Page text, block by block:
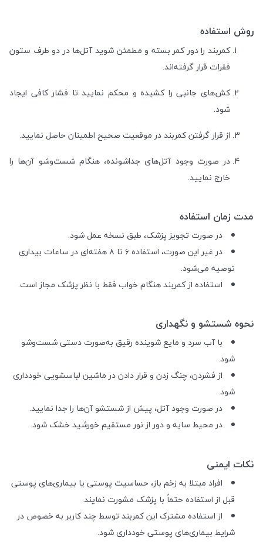
روش استفاده
کمربند را دور کمر بسته و مطمئن شوید آتل‌ها در دو طرف ستون
فقرات قرار گرفته‌اند.
کش‌های جانبی را کشیده و محکم نمایید تا فشار کافی ایجاد
شود.
از قرار گرفتن کمربند در موقعیت صحیح اطمینان حاصل نمایید.
در صورت وجود آتل‌های جداشونده، هنگام شست‌وشو آن‌ها را
خارج نمایید.
مدت زمان استفاده
در صورت تجویز پزشک، طبق نسخه عمل شود.
در غیر این صورت، استفاده ۶ تا ۸ هفته‌ای در ساعات بیداری
توصیه می‌شود.
استفاده از کمربند هنگام خواب فقط با نظر پزشک مجاز است.
نحوه شستشو و نگهداری
با آب سرد و مایع شوینده رقیق به‌صورت دستی شست‌وشو
شود.
از فشردن، چنگ زدن و قرار دادن در ماشین لباسشویی خودداری
شود.
در صورت وجود آتل، پیش از شستشو آن‌ها را جدا نمایید.
در محیط سایه و دور از نور مستقیم خورشید خشک شود.
نکات ایمنی
افراد مبتلا به زخم باز، حساسیت پوستی یا بیماری‌های پوستی
قبل از استفاده حتماً با پزشک مشورت نمایند.
از استفاده مشترک این کمربند توسط چند کاربر به خصوص در
شرایط بیماری‌های پوستی خودداری شود.